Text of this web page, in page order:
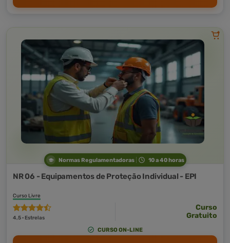
Normas Regulamentadoras 10 a 40 horas
NR 06 - Equipamentos de Proteção Individual - EPI
Curso Livre
4,5 · Estrelas
Curso
Gratuito
CURSO ON-LINE